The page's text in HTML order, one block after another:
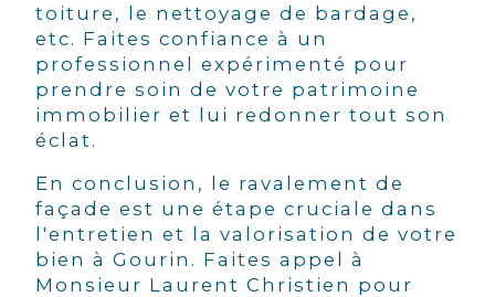
toiture, le nettoyage de bardage,
etc. Faites confiance à un
professionnel expérimenté pour
prendre soin de votre patrimoine
immobilier et lui redonner tout son
éclat.
En conclusion, le ravalement de
façade est une étape cruciale dans
l'entretien et la valorisation de votre
bien à Gourin. Faites appel à
Monsieur Laurent Christien pour